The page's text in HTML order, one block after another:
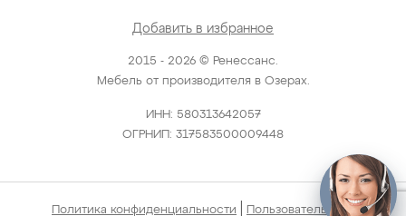
2015 - 2026 © Ренессанс.
Мебель от производителя в Озерах.
ИНН: 580313642057
ОГРНИП: 317583500009448
Добавить в избранное
Политика конфиденциальности Пользовательское